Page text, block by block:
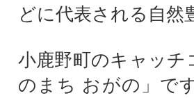
どに代表される自然
小鹿野町のキャッチ
のまち おがの」で